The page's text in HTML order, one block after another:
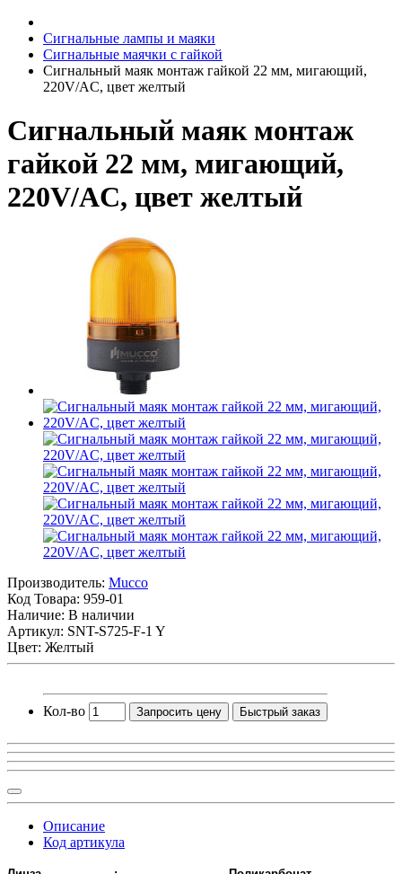
Сигнальные лампы и маяки
Сигнальные маячки с гайкой
Сигнальный маяк монтаж гайкой 22 мм, мигающий,
220V/AC, цвет желтый
Сигнальный маяк монтаж
гайкой 22 мм, мигающий,
220V/AC, цвет желтый
Производитель: Mucco
Код Товара: 959-01
Наличие: В наличии
Артикул: SNT-S725-F-1 Y
Цвет: Желтый
Кол-во Запросить цену Быстрый заказ
Описание
Код артикула